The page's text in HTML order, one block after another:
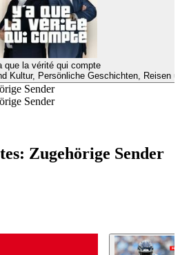
que la vérité qui compte
Kultur, Persönliche Geschichten, Reisen
Sender
Sender
Zugehörige Sender